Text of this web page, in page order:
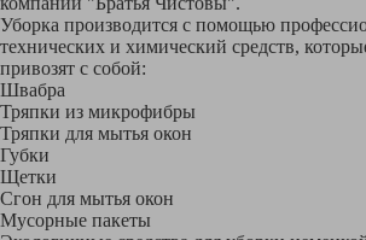
Уборка производится с помощью
технических и химический средств,
привозят с собой:
Швабра
Тряпки из микрофибры
Тряпки для мытья окон
Губки
Щетки
Сгон для мытья окон
Мусорные пакеты